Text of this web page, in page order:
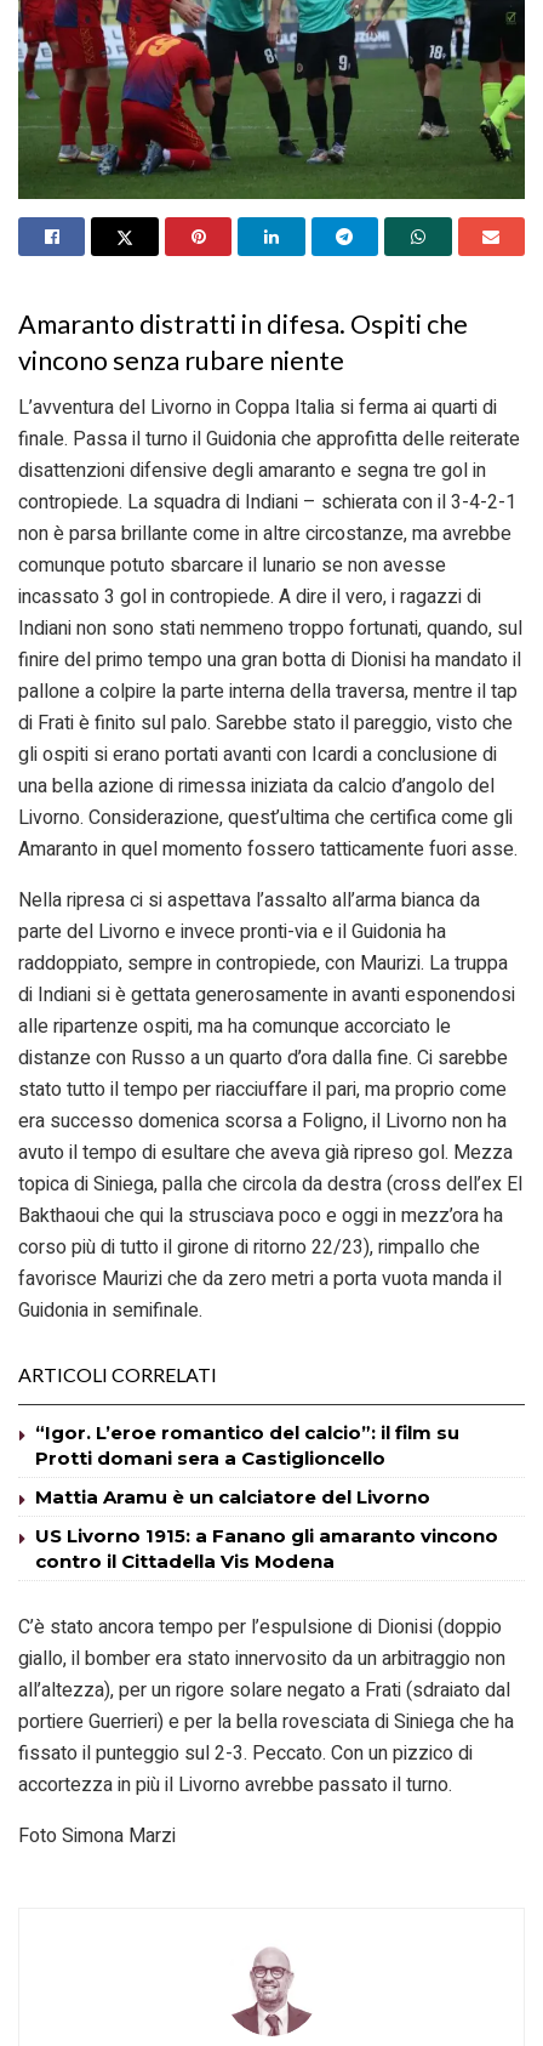
Amaranto distratti in difesa. Ospiti che
vincono senza rubare niente
L’avventura del Livorno in Coppa Italia si ferma ai quarti di
finale. Passa il turno il Guidonia che approfitta delle reiterate
disattenzioni difensive degli amaranto e segna tre gol in
contropiede. La squadra di Indiani – schierata con il 3-4-2-1
non è parsa brillante come in altre circostanze, ma avrebbe
comunque potuto sbarcare il lunario se non avesse
incassato 3 gol in contropiede. A dire il vero, i ragazzi di
Indiani non sono stati nemmeno troppo fortunati, quando, sul
finire del primo tempo una gran botta di Dionisi ha mandato il
pallone a colpire la parte interna della traversa, mentre il tap
di Frati è finito sul palo. Sarebbe stato il pareggio, visto che
gli ospiti si erano portati avanti con Icardi a conclusione di
una bella azione di rimessa iniziata da calcio d’angolo del
Livorno. Considerazione, quest’ultima che certifica come gli
Amaranto in quel momento fossero tatticamente fuori asse.
Nella ripresa ci si aspettava l’assalto all’arma bianca da
parte del Livorno e invece pronti-via e il Guidonia ha
raddoppiato, sempre in contropiede, con Maurizi. La truppa
di Indiani si è gettata generosamente in avanti esponendosi
alle ripartenze ospiti, ma ha comunque accorciato le
distanze con Russo a un quarto d’ora dalla fine. Ci sarebbe
stato tutto il tempo per riacciuffare il pari, ma proprio come
era successo domenica scorsa a Foligno, il Livorno non ha
avuto il tempo di esultare che aveva già ripreso gol. Mezza
topica di Siniega, palla che circola da destra (cross dell’ex El
Bakthaoui che qui la strusciava poco e oggi in mezz’ora ha
corso più di tutto il girone di ritorno 22/23), rimpallo che
favorisce Maurizi che da zero metri a porta vuota manda il
Guidonia in semifinale.
ARTICOLI CORRELATI
“Igor. L’eroe romantico del calcio”: il film su
Protti domani sera a Castiglioncello
Mattia Aramu è un calciatore del Livorno
US Livorno 1915: a Fanano gli amaranto vincono
contro il Cittadella Vis Modena
C’è stato ancora tempo per l’espulsione di Dionisi (doppio
giallo, il bomber era stato innervosito da un arbitraggio non
all’altezza), per un rigore solare negato a Frati (sdraiato dal
portiere Guerrieri) e per la bella rovesciata di Siniega che ha
fissato il punteggio sul 2-3. Peccato. Con un pizzico di
accortezza in più il Livorno avrebbe passato il turno.
Foto Simona Marzi